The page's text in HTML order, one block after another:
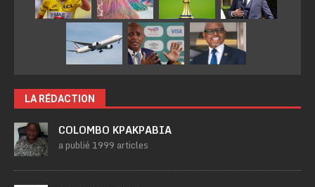
LA RÉDACTION
COLOMBO KPAKPABIA
a publié 1999 articles